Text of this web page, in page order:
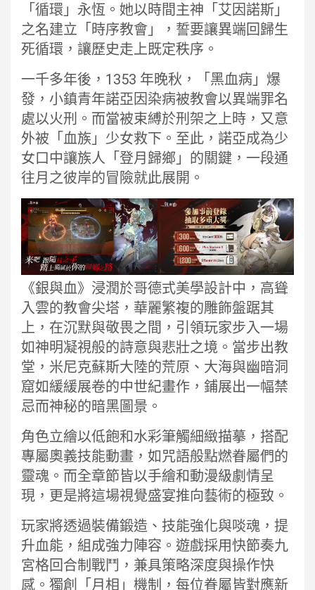
「循環」永恆。她以時間主神「艾因諾斯」
之名建立「時序教會」，誓要讓異端回歸生
死循環，讓歷史走上既定秩序。
一千多年後，1353 年晚秋，「黑血病」爆
發，小鎮青年諾亞因染病被教會以異端罪名
處以火刑。而當被束縛於刑架之上時，又意
外被「血族」少女救下。至此，諾亞成為少
女口中讓族人「登月歸鄉」的關鍵，一段通
往月之彼岸的冒險就此展開。
《銀與血》浸潤於哥德式美學設計中，高聳
入雲的教會尖塔，華麗繁複的雕飾盤踞其
上，在沉默與敬畏之間，引領玩家步入一場
如神明凝視般的詩意與悲壯之境。當步出教
堂，米尼克蘇斯大陸的荒原、大海與幽暗洞
窟如緩緩展卷的中世紀畫作，鋪展出一幅禁
忌而神秘的暗黑圖景。
角色立繪以低飽和水彩筆觸細緻描摹，搭配
專屬奧義技能動畫，如咒語般點燃眷屬們的
靈魂。而全章節皆以手繪和動漫級劇情呈
現，更是將這場視覺盛宴推向藝術的極致。
玩家將透過裝備鍛造、技能強化與啖魂，提
升血能，組成強力陣容。遊戲採用快節奏九
宮格回合制戰鬥，兼具策略深度與操作快
感。獨創「月相」機制，每位眷屬皆對應新